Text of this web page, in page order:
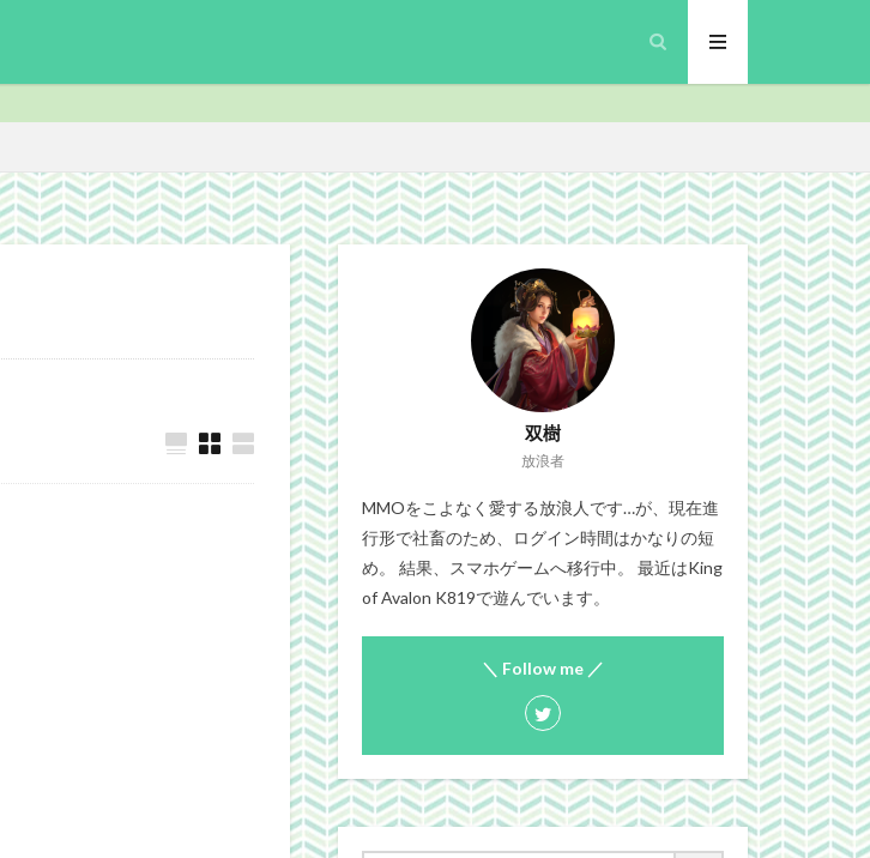
双樹
放浪者
MMOをこよなく愛する放浪人です…が、現在進
行形で社畜のため、ログイン時間はかなりの短
め。 結果、スマホゲームへ移行中。 最近はKing
of Avalon K819で遊んでいます。
＼ Follow me ／
Facebook FF14 FinalFantasyⅪ
FinalFantasyXIV
mixiアプリ
Screenshot security
WebDesign
サービス終了
国政
雑記